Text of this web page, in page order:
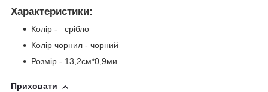
Характеристики:
Колір - срібло
Колір чорнил - чорний
Розмір - 13,2см*0,9ми
Приховати